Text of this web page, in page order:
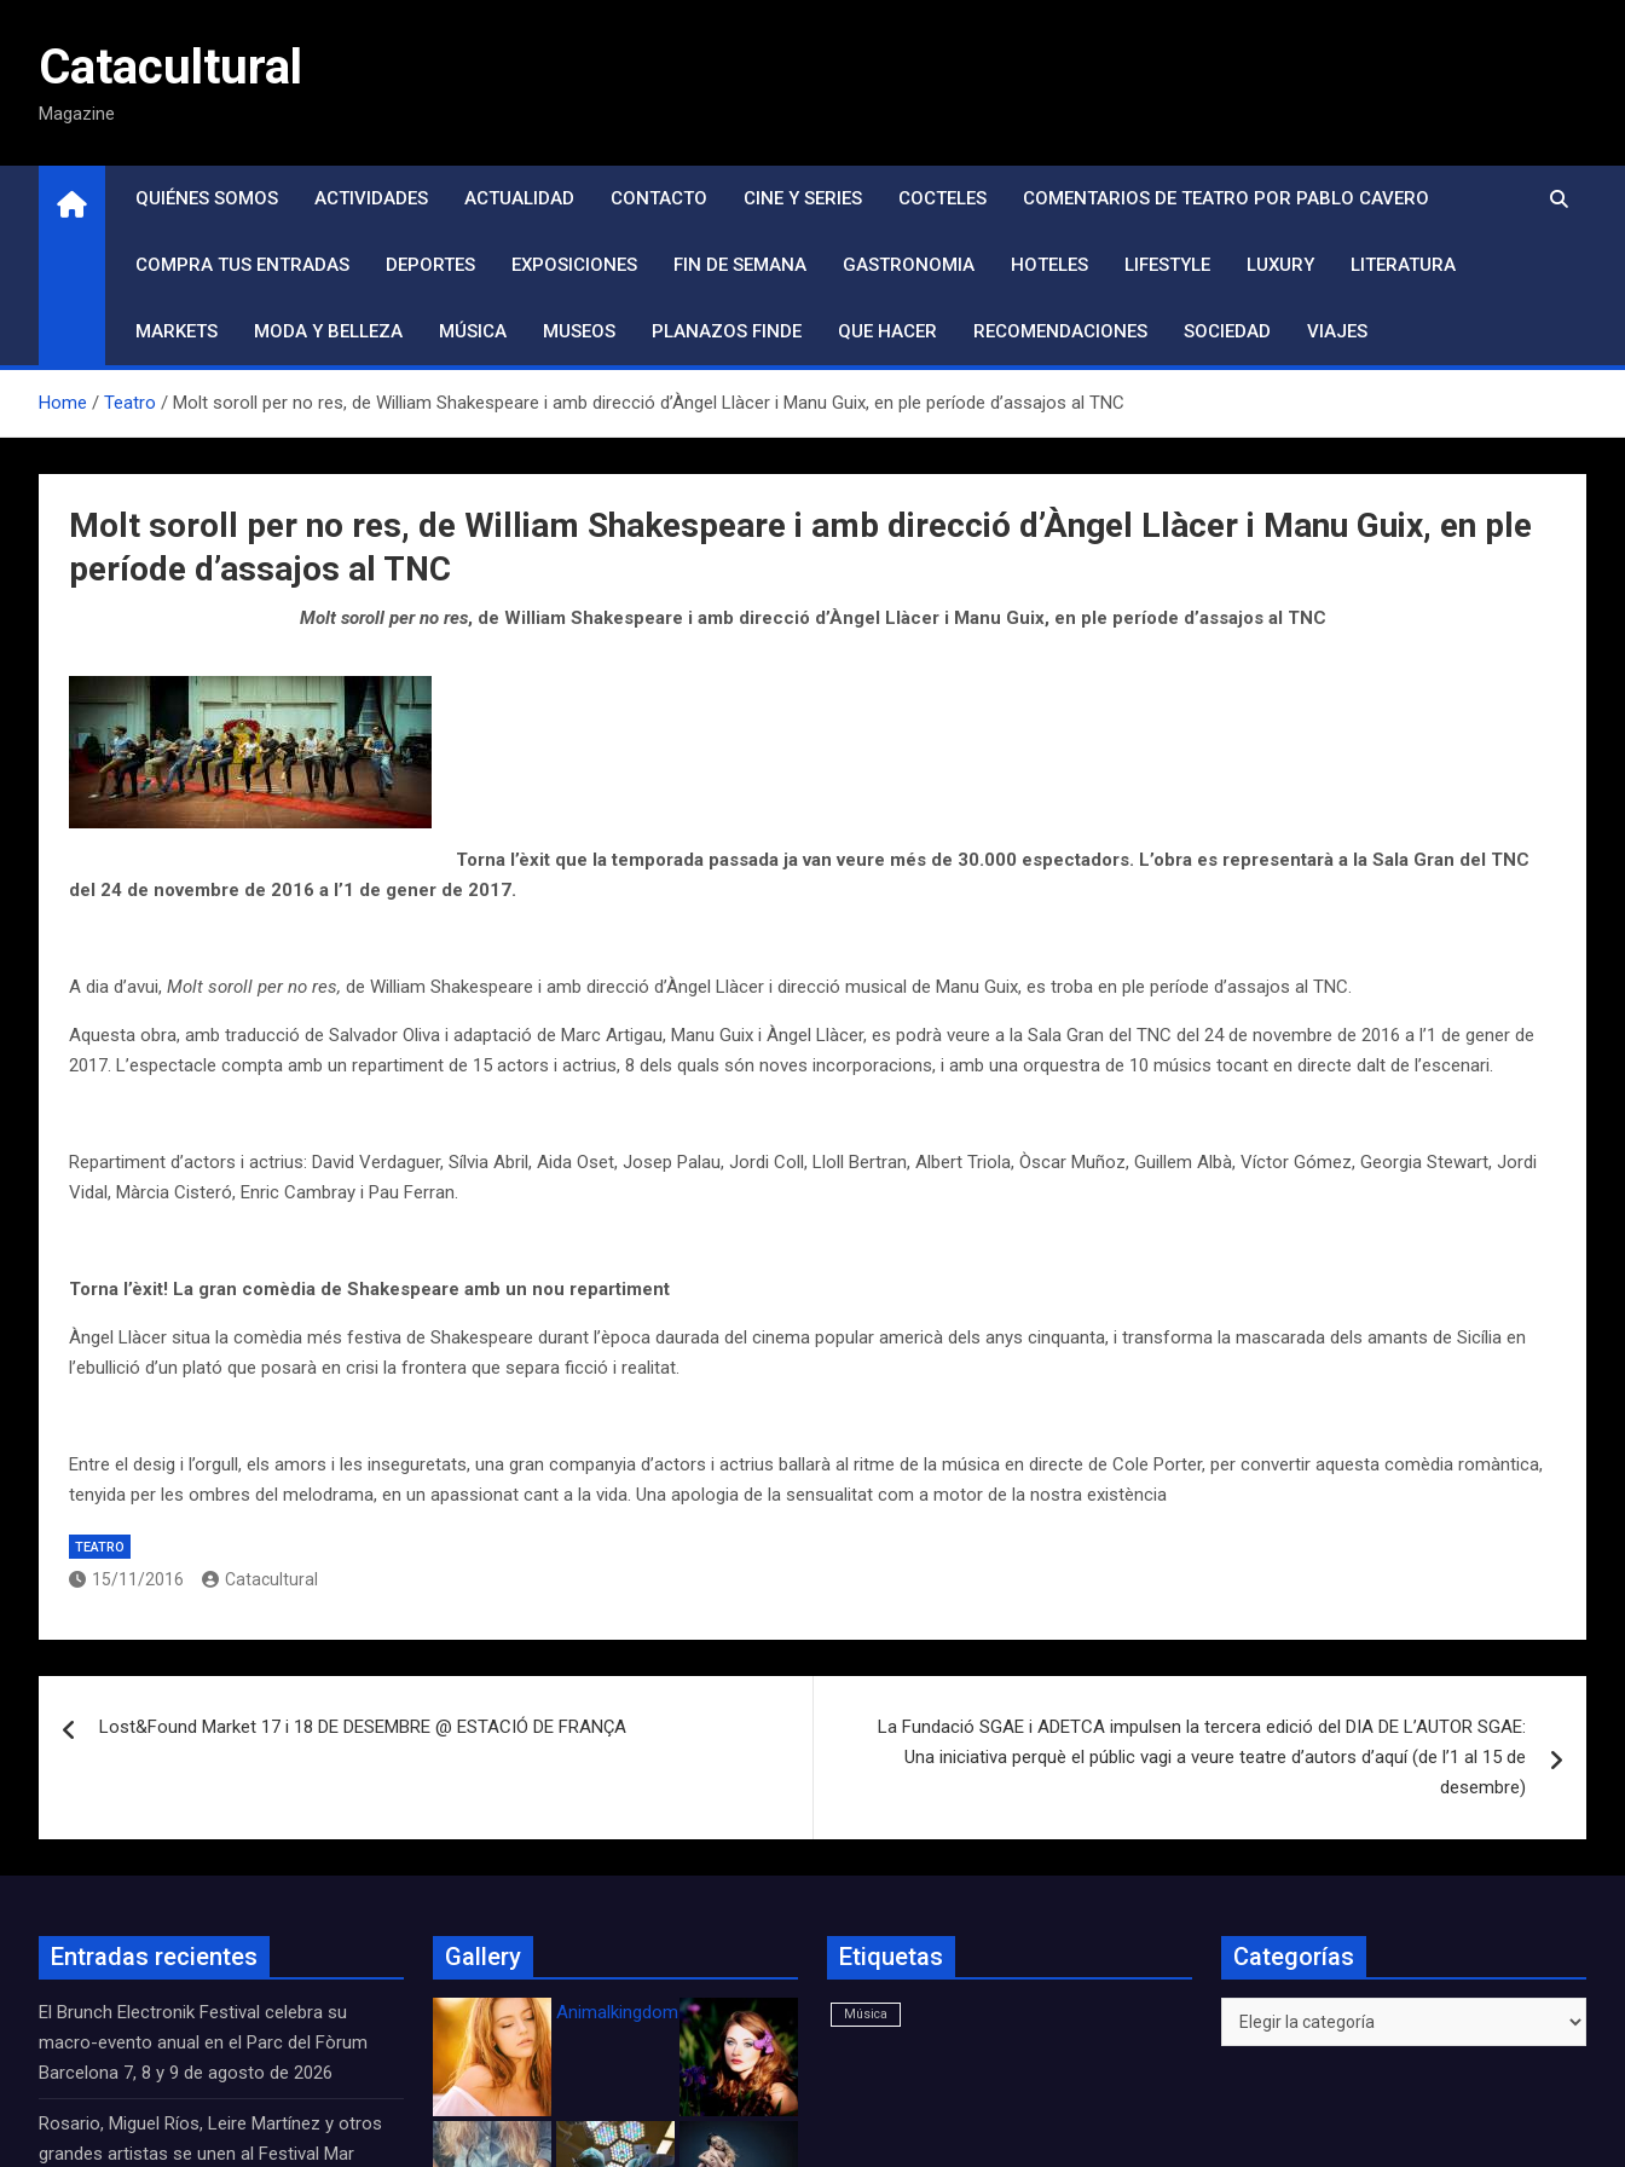
contenidoCatacultural
Magazine
QUIÉNES SOMOS ACTIVIDADES ACTUALIDAD CONTACTO CINE Y SERIES COCTELES COMENTARIOS DE TEATRO POR PABLO CAVERO
COMPRA TUS ENTRADAS DEPORTES EXPOSICIONES FIN DE SEMANA GASTRONOMIA HOTELES LIFESTYLE LUXURY LITERATURA
MARKETS MODA Y BELLEZA MÚSICA MUSEOS PLANAZOS FINDE QUE HACER RECOMENDACIONES SOCIEDAD VIAJES
Home Teatro Molt soroll per no res, de William Shakespeare i amb direcció d’Àngel Llàcer i Manu Guix, en ple període d’assajos al TNC
Molt soroll per no res, de William Shakespeare i amb direcció d’Àngel Llàcer i Manu Guix, en ple
període d’assajos al TNC
Molt soroll per no res, de William Shakespeare i amb direcció d’Àngel Llàcer i Manu Guix, en ple període d’assajos al TNC
Torna l’èxit que la temporada passada ja van veure més de 30.000 espectadors. L’obra es representarà a la Sala Gran del TNC
del 24 de novembre de 2016 a l’1 de gener de 2017.
A dia d’avui, Molt soroll per no res, de William Shakespeare i amb direcció d’Àngel Llàcer i direcció musical de Manu Guix, es troba en ple període d’assajos al TNC.
Aquesta obra, amb traducció de Salvador Oliva i adaptació de Marc Artigau, Manu Guix i Àngel Llàcer, es podrà veure a la Sala Gran del TNC del 24 de novembre de 2016 a l’1 de gener de
2017. L’espectacle compta amb un repartiment de 15 actors i actrius, 8 dels quals són noves incorporacions, i amb una orquestra de 10 músics tocant en directe dalt de l’escenari.
Repartiment d’actors i actrius: David Verdaguer, Sílvia Abril, Aida Oset, Josep Palau, Jordi Coll, Lloll Bertran, Albert Triola, Òscar Muñoz, Guillem Albà, Víctor Gómez, Georgia Stewart, Jordi
Vidal, Màrcia Cisteró, Enric Cambray i Pau Ferran.
Torna l’èxit! La gran comèdia de Shakespeare amb un nou repartiment
Àngel Llàcer situa la comèdia més festiva de Shakespeare durant l’època daurada del cinema popular americà dels anys cinquanta, i transforma la mascarada dels amants de Sicília en
l’ebullició d’un plató que posarà en crisi la frontera que separa ficció i realitat.
Entre el desig i l’orgull, els amors i les inseguretats, una gran companyia d’actors i actrius ballarà al ritme de la música en directe de Cole Porter, per convertir aquesta comèdia romàntica,
tenyida per les ombres del melodrama, en un apassionat cant a la vida. Una apologia de la sensualitat com a motor de la nostra existència
TEATRO
15/11/2016 Catacultural
de
Lost&Found Market 17 i 18 DE DESEMBRE @ ESTACIÓ DE FRANÇA
La Fundació SGAE i ADETCA impulsen la tercera edició del DIA DE L’AUTOR SGAE:
Una iniciativa perquè el públic vagi a veure teatre d’autors d’aquí (de l’1 al 15 de
desembre)
Entradas recientes
El Brunch Electronik Festival celebra su
macro-evento anual en el Parc del Fòrum
Barcelona 7, 8 y 9 de agosto de 2026
Rosario, Miguel Ríos, Leire Martínez y otros
grandes artistas se unen al Festival Mar
Gallery
Animalkingdom_FichaCine
Etiquetas
Música
Categorías
Categorías